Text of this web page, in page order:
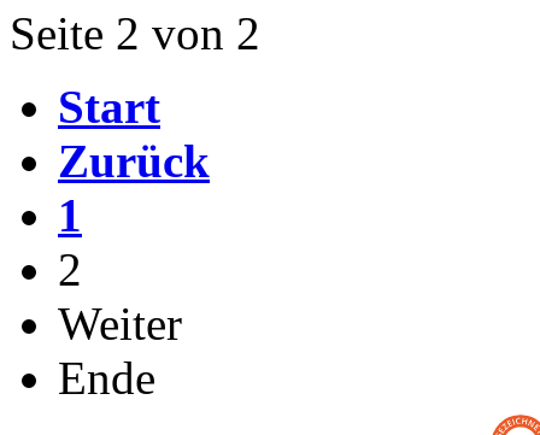
Seite 2 von 2
Start
Zurück
1
2
Weiter
Ende